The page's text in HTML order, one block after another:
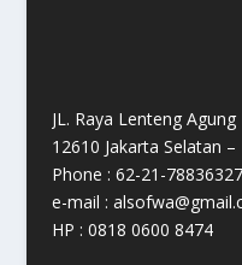
JL. Raya Lenteng
12610 Jakarta Selatan
Phone : 62-21-78836327
e-mail :
HP : 0818 0600 8474